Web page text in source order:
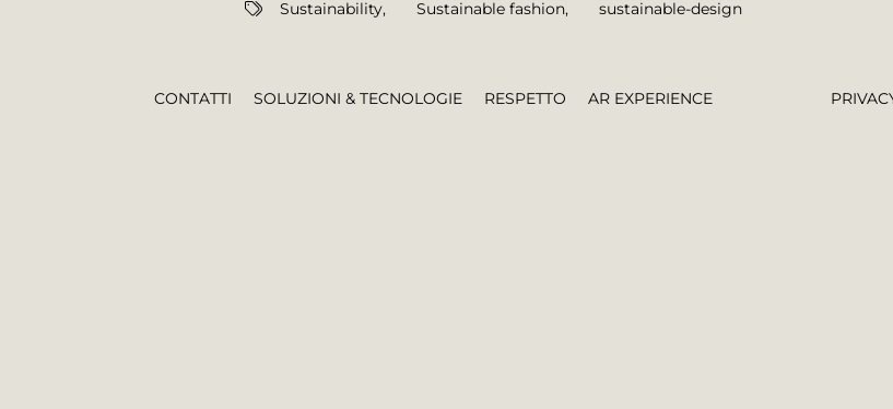
Sustainability, Sustainable fashion, sustainable-design
AR EXPERIENCE
RESPETTO
SOLUZIONI & TECNOLOGIE
CONTATTI